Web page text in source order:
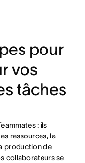
pour
vos
tâches
: ils
ressources, la
production de
collaborateurs se